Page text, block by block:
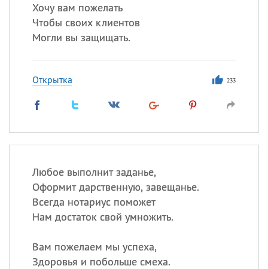
Хочу вам пожелать
Чтобы своих клиентов
Могли вы защищать.
Открытка 233
Любое выполнит заданье,
Оформит дарственную, завещанье.
Всегда нотариус поможет
Нам достаток свой умножить.
Вам пожелаем мы успеха,
Здоровья и побольше смеха.